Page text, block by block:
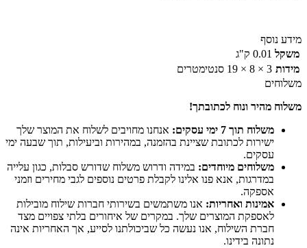
מידע נוסף
משקל 0.01 ק"ג
מידות 3 × 8 × 19 סנטימטרים
משלוחים
משלוח מהיר ונוח לכתובתך!
משלוח תוך 7 ימי עסקים:
אנחנו מחויבים לשלוח את המוצר שלך
ישירות לכתובת שציינת בהזמנה, במהירות וביעילות, תוך שבעה ימי
עסקים.
משלוחים מיוחדים: במידה ודרוש משלוח שדורש סבלות, כגון עלייה
במדרגות, אנא פנו אלינו לקבלת פרטים נוספים לגבי מחירים וזמני
אספקה.
אמינות ואחריות: אנו משתמשים בשירותי חברות שילוח מובילות
לאספקת המוצרים שלך. במקרים של איחורים בלתי צפויים מצד
חברת השילוח, אנו נעשה כל שביכולתנו לסייע, אך האחריות אינה
נתונה בידינו.